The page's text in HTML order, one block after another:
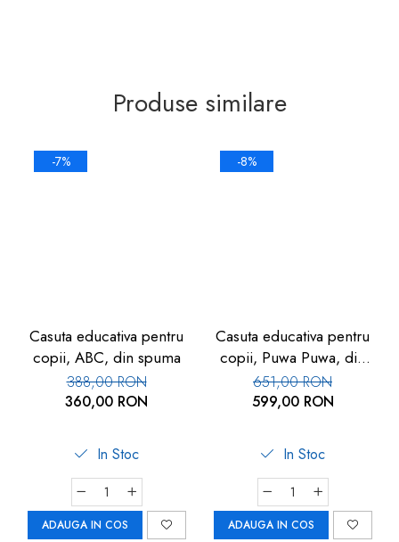
Produse similare
-7%
Casuta educativa pentru
copii, ABC, din spuma
388,00 RON
360,00 RON
In Stoc
ADAUGA IN COS
-8%
Casuta educativa pentru
copii, Puwa Puwa, din
spuma
651,00 RON
599,00 RON
In Stoc
ADAUGA IN COS